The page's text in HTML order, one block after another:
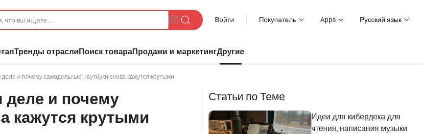
Войти Покупатель Apps Русский язык
Тренды отраслиПоиск товараПродажи и маркетингДругие
и почему самодельные ноутбуки снова кажутся крутыми
деле и почему
кажутся крутыми
Статьи по Теме
Идеи для кибердека для
чтения, написания музыки